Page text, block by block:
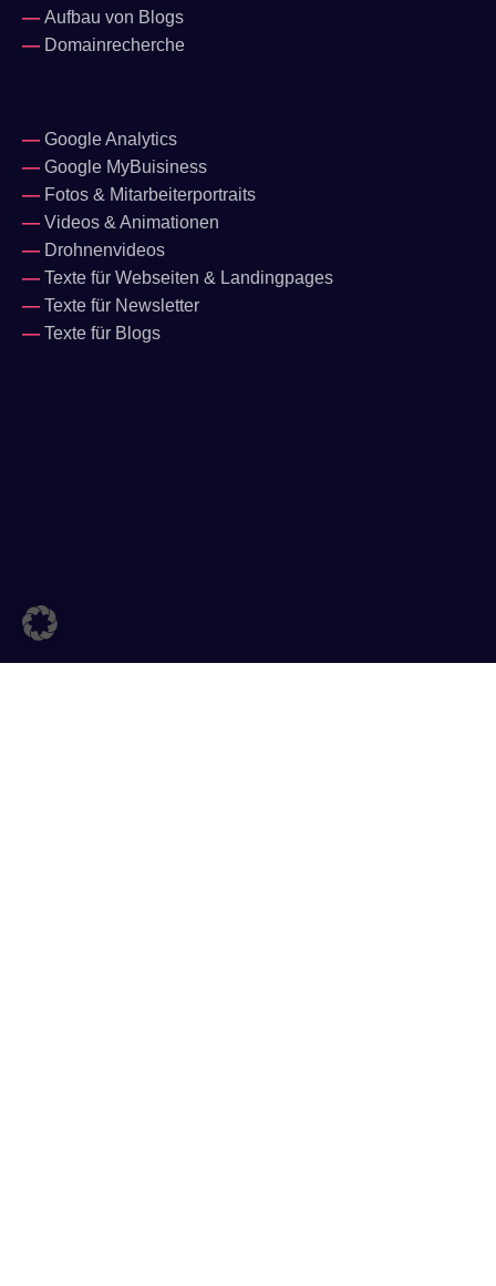
— Aufbau von Blogs
— Domainrecherche
— Google Analytics
— Google MyBuisiness
— Fotos & Mitarbeiterportraits
— Videos & Animationen
— Drohnenvideos
— Texte für Webseiten & Landingpages
— Texte für Newsletter
— Texte für Blogs